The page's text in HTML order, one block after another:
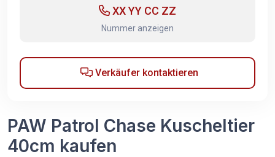
XX YY CC ZZ
Nummer anzeigen
Verkäufer kontaktieren
PAW Patrol Chase Kuscheltier
40cm kaufen